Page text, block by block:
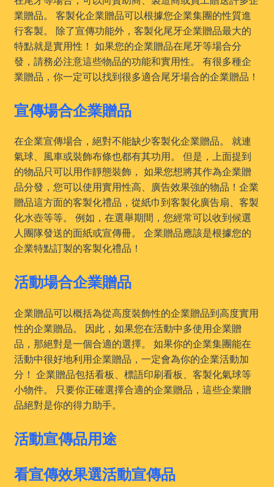
業贈品。 客製化企業贈品可以根據您企業集團的性質進
行客製。 除了宣傳功能外，客製化尾牙企業贈品最大的
特點就是實用性！ 如果您的企業贈品在尾牙等場合分
發，請務必注意這些物品的功能和實用性。 有很多種企
業贈品，你一定可以找到很多適合尾牙場合的企業贈品！
宣傳場合企業贈品
在企業宣傳場合，絕對不能缺少客製化企業贈品。 就連
氣球、風車或裝飾布條也都有其功用。 但是，上面提到
的物品只可以用作靜態裝飾， 如果您想將其作為企業贈
品分發，您可以使用實用性高、廣告效果強的物品！企業
贈品這方面的客製化禮品，從紙巾到客製化廣告扇、客製
化水壺等等。 例如，在選舉期間，您經常可以收到候選
人團隊發送的面紙或宣傳冊。 企業贈品應該是根據您的
企業特點訂製的客製化禮品！
活動場合企業贈品
企業贈品可以概括為從高度裝飾性的企業贈品到高度實用
性的企業贈品。 因此，如果您在活動中多使用企業贈
品，那絕對是一個合適的選擇。 如果你的企業集團能在
活動中很好地利用企業贈品，一定會為你的企業活動加
分！ 企業贈品包括看板、標語印刷看板、客製化氣球等
小物件。 只要你正確選擇合適的企業贈品，這些企業贈
品絕對是你的得力助手。
活動宣傳品用途
看宣傳效果選活動宣傳品